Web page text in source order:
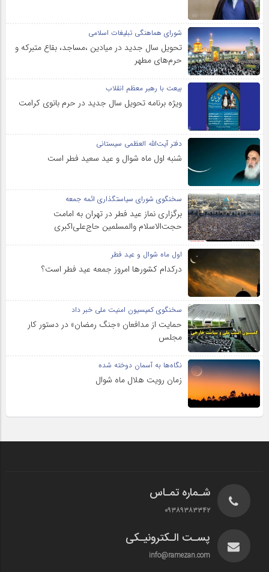
شورای هماهنگی تبلیغات اسلامی
تحویل سال‌ جدید در میادین ،مساجد، بقاع متبرکه‌ و
حرم‌های‌ مطهر
بیعت با رهبر معظم انقلاب
ویژه برنامه تحویل سال جدید در حرم بانوی کرامت
دفتر آیت‌الله العظمی سیستانی
شنبه اول ماه شوال و عید سعید فطر است
سخنگوی شورای سیاستگذاری ائمه جمعه
برگزاری نماز عید فطر در تهران به امامت
حجت‌الاسلام والمسلمین حاج‌علی‌اکبری
اول ماه شوال و عید فطر
درکدام کشورها امروز جمعه عید فطر است؟
سخنگوی کمیسیون امنیت ملی خبر داد
حمایت از مدافعان «جنگ رمضان» در دستور کار
مجلس
نگاه‌ها به آسمان دوخته شده
زمان رویت هلال ماه شوال
شـماره تمـاس
۰۹۳۸۹۳۸۳۳۴۲
پسـت الـکترونیـکی
info@ramezan.com